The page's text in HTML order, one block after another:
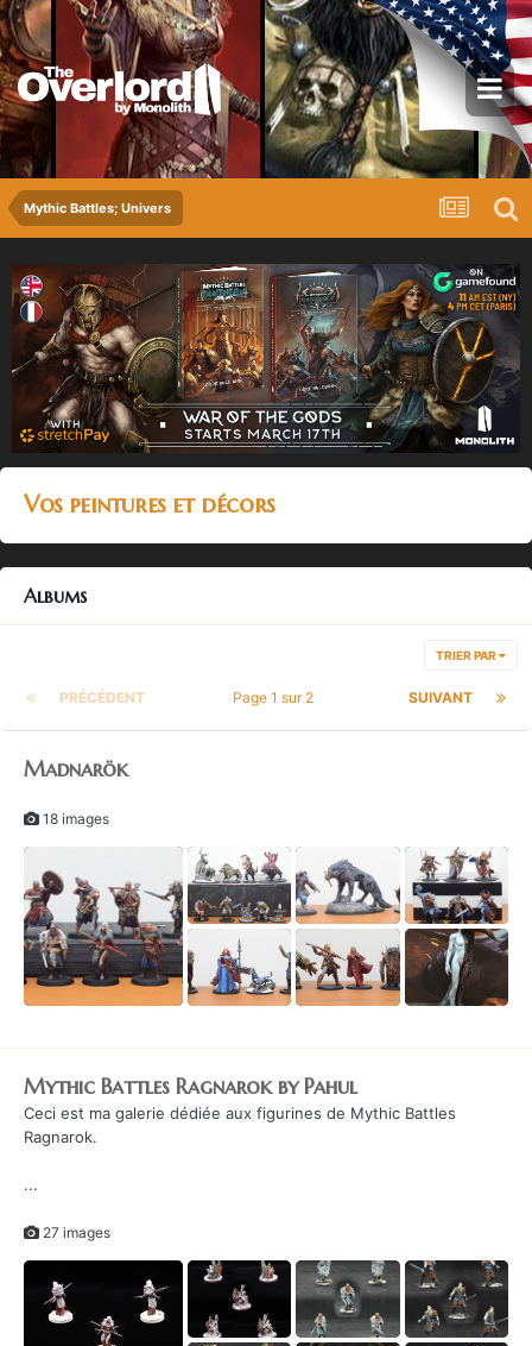
Mythic Battles; Univers
Vos peintures et décors
Albums
TRIER PAR
PRÉCÉDENT SUIVANT
Page 1 sur 2
Madnarök
18 images
Mythic Battles Ragnarok by Pahul
Ceci est ma galerie dédiée aux figurines de Mythic Battles
Ragnarok.
...
27 images